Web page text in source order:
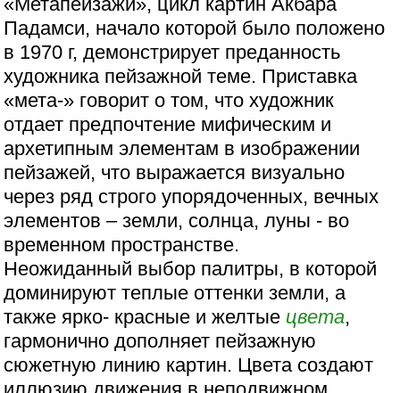
Падамси, начало которой было положено
в 1970 г, демонстрирует преданность
художника пейзажной теме. Приставка
«мета-» говорит о том, что художник
отдает предпочтение мифическим и
архетипным элементам в изображении
пейзажей, что выражается визуально
через ряд строго упорядоченных, вечных
элементов – земли, солнца, луны - во
временном пространстве.
Неожиданный выбор палитры, в которой
доминируют теплые оттенки земли, а
также ярко- красные и желтые цвета,
гармонично дополняет пейзажную
сюжетную линию картин. Цвета создают